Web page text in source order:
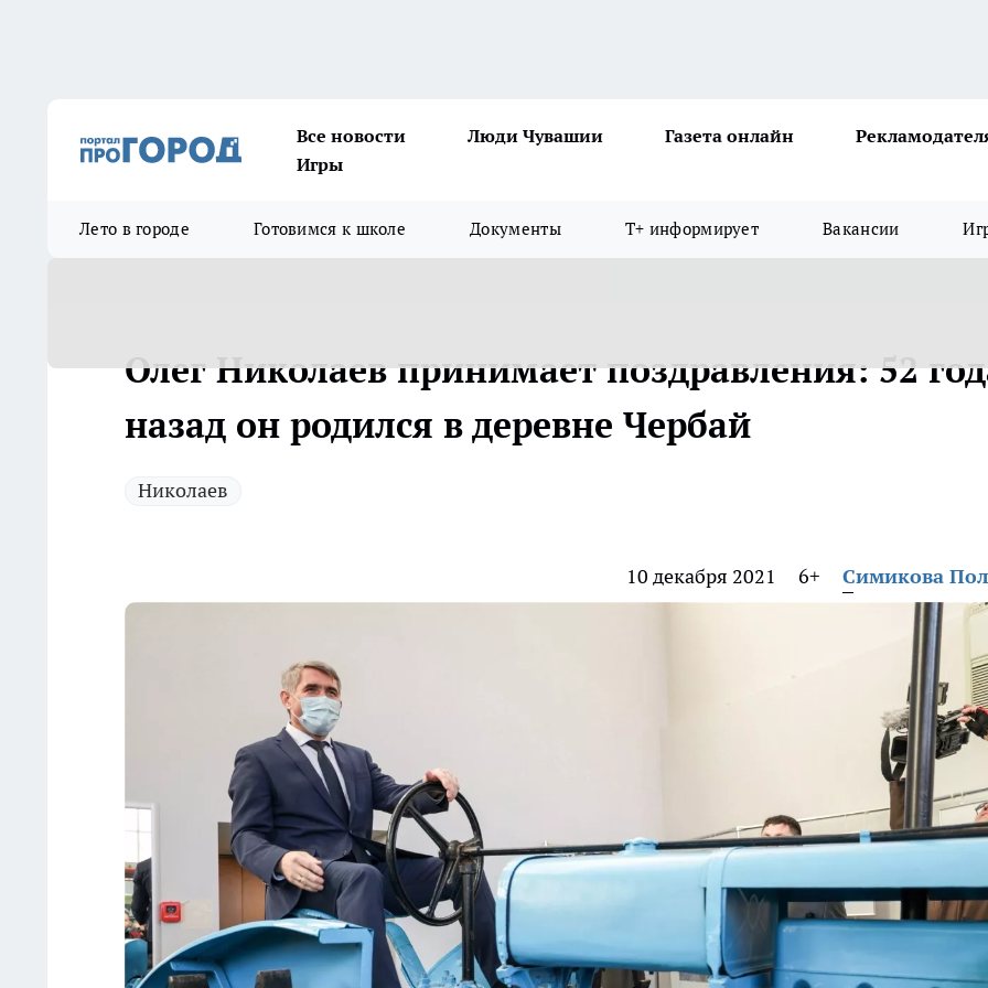
Все новости Люди Чувашии Газета онлайн
Игры
Лето в городе Готовимся к школе Документы Т+ информирует Вакансии
Олег Николаев принимает поздравления: 52
назад он родился в деревне Чербай
Николаев
10 декабря 2021 6+ Симикова